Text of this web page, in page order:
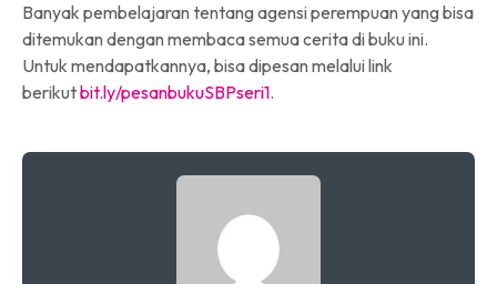
Banyak pembelajaran tentang agensi perempuan yang bisa
ditemukan dengan membaca semua cerita di buku ini.
Untuk mendapatkannya, bisa dipesan melalui link
berikutbit.ly/pesanbukuSBPseri1.